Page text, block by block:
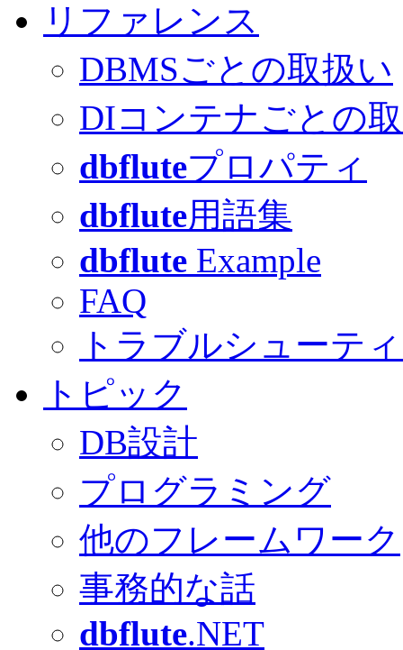
リファレンス
DBMSごとの取扱い
DIコンテナごとの
dbfluteプロパティ
dbflute用語集
dbflute Example
FAQ
トラブルシューテ
トピック
DB設計
プログラミング
他のフレームワーク
事務的な話
dbflute.NET